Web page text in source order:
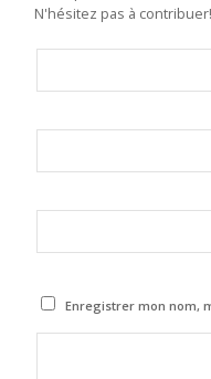
N'hésitez pas à contribuer!
Enregistrer mon nom,